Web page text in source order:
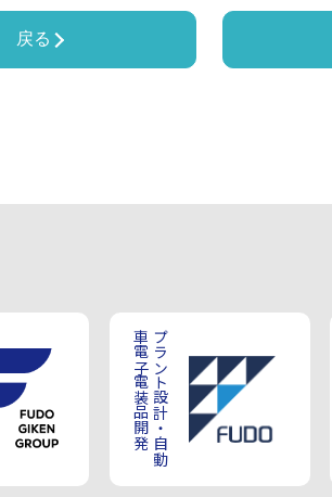
戻る
プラント設計・自動
車電子電装品開発